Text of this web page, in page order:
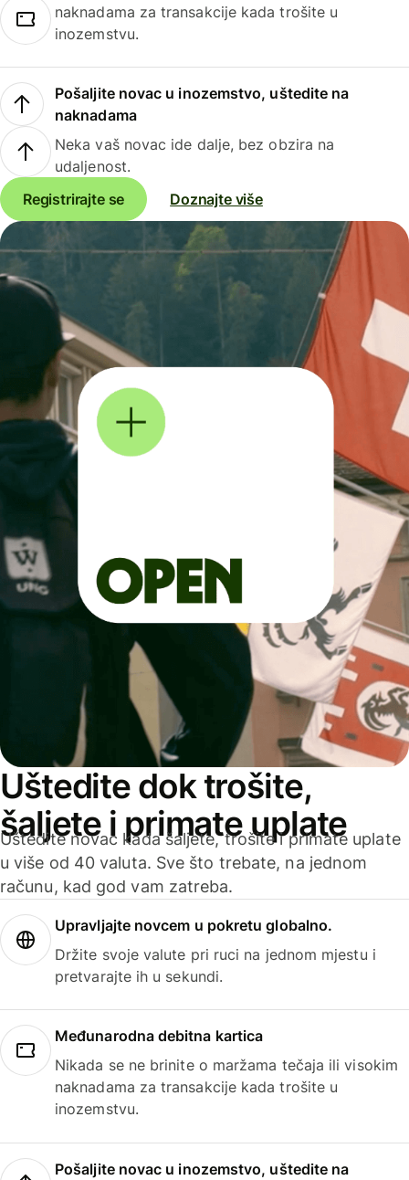
naknadama za transakcije kada trošite u
inozemstvu.
Pošaljite novac u inozemstvo, uštedite na
naknadama
Neka vaš novac ide dalje, bez obzira na
udaljenost.
Registrirajte se
Doznajte više
Uštedite dok trošite,
šaljete i primate uplate
Uštedite novac kada šaljete, trošite i primate uplate
u više od 40 valuta. Sve što trebate, na jednom
računu, kad god vam zatreba.
Upravljajte novcem u pokretu globalno.
Držite svoje valute pri ruci na jednom mjestu i
pretvarajte ih u sekundi.
Međunarodna debitna kartica
Nikada se ne brinite o maržama tečaja ili visokim
naknadama za transakcije kada trošite u
inozemstvu.
Pošaljite novac u inozemstvo, uštedite na